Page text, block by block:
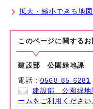
拡大・縮小できる地
このページに関する
建設部 公園緑地課
電話：0568-85-6281
建設部 公園緑地
ームをご利用ください